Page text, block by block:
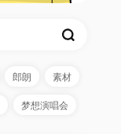
郎朗 素材
梦想演唱会